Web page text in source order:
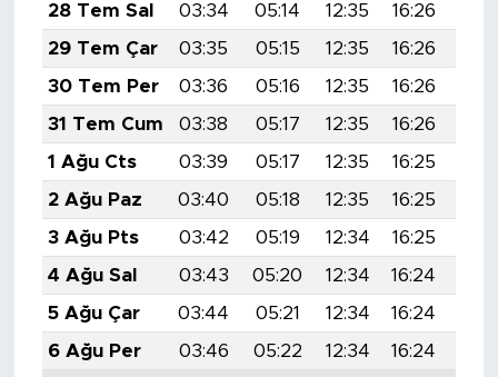
28 Tem Sal
03:34 05:14 12:35 16:26
29 Tem Çar
03:35 05:15 12:35 16:26
30 Tem Per
03:36 05:16 12:35 16:26
31 Tem Cum
03:38 05:17 12:35 16:26
1 Ağu Cts
03:39 05:17 12:35 16:25
2 Ağu Paz
03:40 05:18 12:35 16:25
3 Ağu Pts
03:42 05:19 12:34 16:25
4 Ağu Sal
03:43 05:20 12:34 16:24
5 Ağu Çar
03:44 05:21 12:34 16:24
6 Ağu Per
03:46 05:22 12:34 16:24